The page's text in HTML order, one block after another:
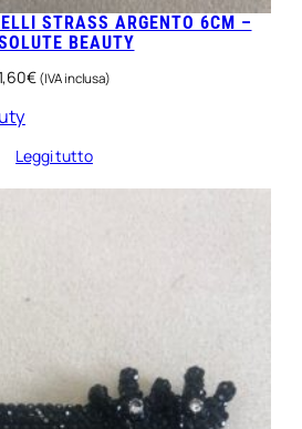
STRASS ARGENTO 6CM –
BEAUTY
€ (IVA inclusa)
Leggi tutto